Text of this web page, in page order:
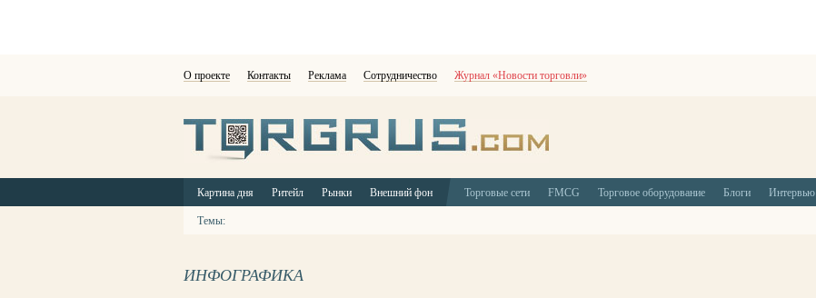
О проекте Контакты Реклама Сотрудничество Журнал «Новости торговли»
Картина дня Ритейл Рынки Внешний фон Торговые сети FMCG Торговое оборудование Блоги Интервью
Темы:
ИНФОГРАФИКА